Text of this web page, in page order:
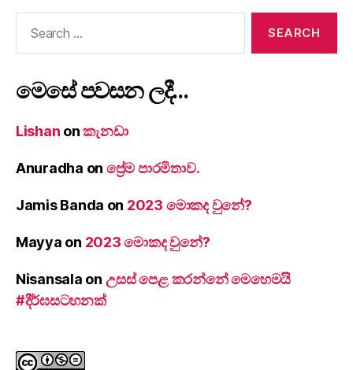
මෙසේ පවසන ලදී…
Lishan onකැනඩා
Anuradha on ප්‍රේම පාරමිතාව.
Jamis Banda on 2023 මොකද වුනේ?
Mayya on 2023 මොකද වුනේ?
Nisansala on උසස් පෙළ කරන්නේ මෙහෙමයි
#දීර්ඝසටහනක්